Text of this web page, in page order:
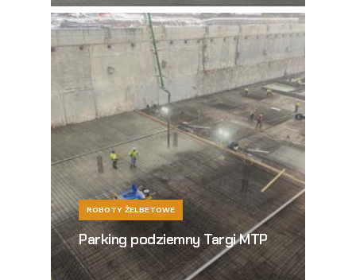
ROBOTY ŻELBETOWE
Parking podziemny Targi MTP